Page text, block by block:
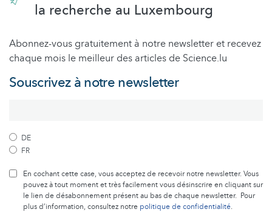
la recherche au Luxembourg
Abonnez-vous gratuitement à notre newsletter et recevez
chaque mois le meilleur des articles de Science.lu
Souscrivez à notre newsletter
DE
FR
En cochant cette case, vous acceptez de recevoir notre newsletter. Vous
pouvez à tout moment et très facilement vous désinscrire en cliquant sur
le lien de désabonnement présent au bas de chaque newsletter. Pour
plus d’information, consultez notre politique de confidentialité.